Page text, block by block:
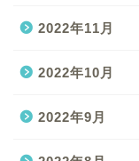
2022年11月
2022年10月
2022年9月